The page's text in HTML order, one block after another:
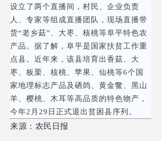
设立了两个直播间，村民、企业负责
人、专家等组成直播团队，现场直播带
货“老乡菇”、大枣、核桃等阜平特色农
产品。据了解，阜平是国家扶贫工作重
点县。近年来，该县培育出香菇、大
枣、板栗、核桃、苹果、仙桃等6个国
家地理标志产品及硒鸽、黄金鳖、黑山
羊、樱桃、木耳等高品质的特色物产，
今年2月29日正式退出贫困县序列。
来源：农民日报